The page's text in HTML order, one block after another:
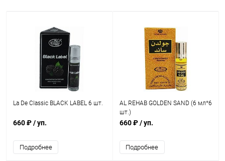
La De Classic BLACK LABEL 6 шт.
660 ₽/ уп.
Подробнее
AL REHAB GOLDEN SAND (6 мл*6
шт.)
660 ₽/ уп.
Подробнее